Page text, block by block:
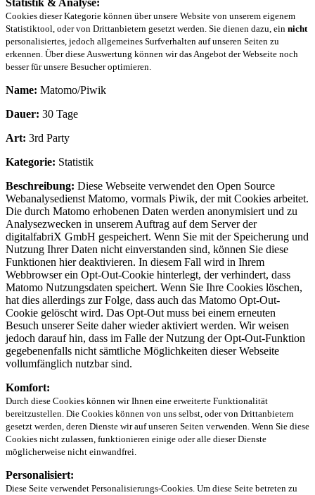
Statistik & Analyse:
Cookies dieser Kategorie können über unsere Website von unserem eigenem
Statistiktool, oder von Drittanbietern gesetzt werden. Sie dienen dazu, ein nicht
personalisiertes, jedoch allgemeines Surfverhalten auf unseren Seiten zu
erkennen. Über diese Auswertung können wir das Angebot der Webseite noch
besser für unsere Besucher optimieren.
Name: Matomo/Piwik
Dauer: 30 Tage
Art: 3rd Party
Kategorie: Statistik
Beschreibung: Diese Webseite verwendet den Open Source
Webanalysedienst Matomo, vormals Piwik, der mit Cookies arbeitet.
Die durch Matomo erhobenen Daten werden anonymisiert und zu
Analysezwecken in unserem Auftrag auf dem Server der
digitalfabriX GmbH gespeichert. Wenn Sie mit der Speicherung und
Nutzung Ihrer Daten nicht einverstanden sind, können Sie diese
Funktionen hier deaktivieren. In diesem Fall wird in Ihrem
Webbrowser ein Opt-Out-Cookie hinterlegt, der verhindert, dass
Matomo Nutzungsdaten speichert. Wenn Sie Ihre Cookies löschen,
hat dies allerdings zur Folge, dass auch das Matomo Opt-Out-
Cookie gelöscht wird. Das Opt-Out muss bei einem erneuten
Besuch unserer Seite daher wieder aktiviert werden. Wir weisen
jedoch darauf hin, dass im Falle der Nutzung der Opt-Out-Funktion
gegebenenfalls nicht sämtliche Möglichkeiten dieser Webseite
vollumfänglich nutzbar sind.
Komfort:
Durch diese Cookies können wir Ihnen eine erweiterte Funktionalität
bereitzustellen. Die Cookies können von uns selbst, oder von Drittanbietern
gesetzt werden, deren Dienste wir auf unseren Seiten verwenden. Wenn Sie diese
Cookies nicht zulassen, funktionieren einige oder alle dieser Dienste
möglicherweise nicht einwandfrei.
Personalisiert:
Diese Seite verwendet Personalisierungs-Cookies. Um diese Seite betreten zu